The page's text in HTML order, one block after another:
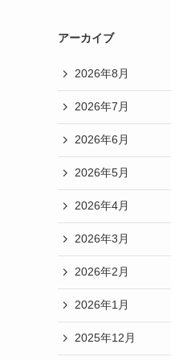
アーカイブ
2026年8月
2026年7月
2026年6月
2026年5月
2026年4月
2026年3月
2026年2月
2026年1月
2025年12月